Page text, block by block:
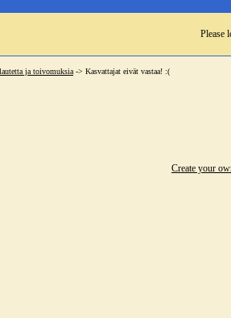
Please
ja toivomuksia -> Kasvattajat eivät vastaa! :(
Create your